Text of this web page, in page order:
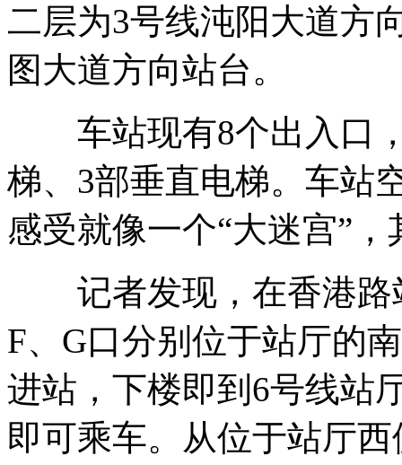
二层为3号线沌阳大道方
图大道方向站台。
车站现有8个出入口，
梯、3部垂直电梯。车站
感受就像一个“大迷宫”，
记者发现，在香港路
F、G口分别位于站厅的
进站，下楼即到6号线站
即可乘车。从位于站厅